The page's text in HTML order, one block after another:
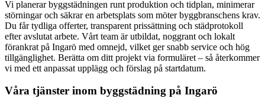
Vi planerar byggstädningen runt produktion och tidplan, minimerar
störningar och säkrar en arbetsplats som möter byggbranschens krav.
Du får tydliga offerter, transparent prissättning och städprotokoll
efter avslutat arbete. Vårt team är utbildat, noggrant och lokalt
förankrat på Ingarö med omnejd, vilket ger snabb service och hög
tillgänglighet. Berätta om ditt projekt via formuläret – så återkommer
vi med ett anpassat upplägg och förslag på startdatum.
Våra tjänster inom byggstädning på Ingarö